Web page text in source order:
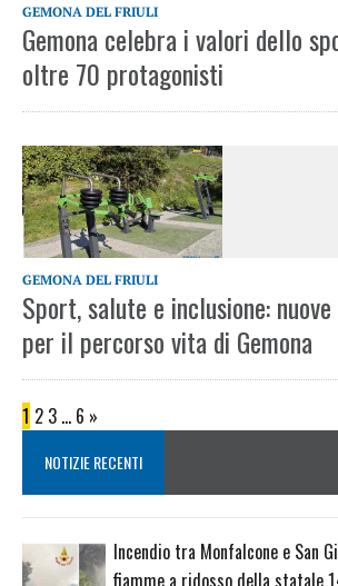
GEMONA DEL FRIULI
Gemona celebra i valori dello
oltre 70 protagonisti
GEMONA DEL FRIULI
Sport, salute e inclusione:
per il percorso vita di Gemona
1 2 3 … 6 »
NOTIZIE RECENTI
Incendio tra Monfalcone e San
fiamme a ridosso della statale